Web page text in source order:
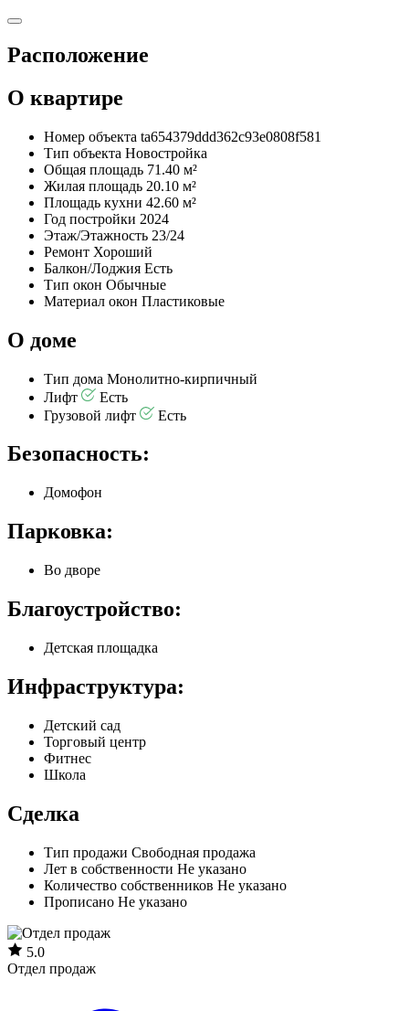
Расположение
О квартире
Номер объекта ta654379ddd362c93e0808f581
Тип объекта Новостройка
Общая площадь 71.40 м²
Жилая площадь 20.10 м²
Площадь кухни 42.60 м²
Год постройки 2024
Этаж/Этажность 23/24
Ремонт Хороший
Балкон/Лоджия Есть
Тип окон Обычные
Материал окон Пластиковые
О доме
Тип дома Монолитно-кирпичный
Лифт
Есть
Грузовой лифт
Есть
Безопасность:
Домофон
Парковка:
Во дворе
Благоустройство:
Детская площадка
Инфраструктура:
Детский сад
Торговый центр
Фитнес
Школа
Сделка
Тип продажи Свободная продажа
Лет в собственности Не указано
Количество собственников Не указано
Прописано Не указано
5.0
Отдел продаж